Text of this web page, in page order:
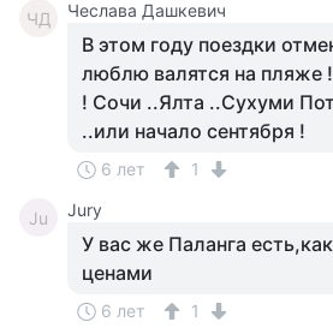
ЧД Чеслава Дашкевич
В этом году поездки
люблю валятся на пляже
! Сочи ..Ялта ..Сухуми
..или начало сентября !
6 лет 1
Ju Jury
У вас же Паланга
ценами
6 лет 1